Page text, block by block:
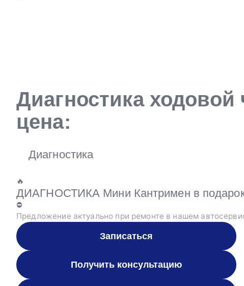
Диагностика
цена:
Диагностика
🔥
ДИАГНОСТИКА Мини Кантримен в подарок
⛔
Предложение актуально при ремонте в нашем
Записаться
Получить консультацию